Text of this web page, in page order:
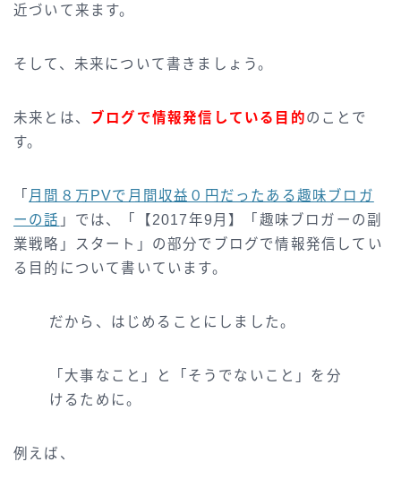
近づいて来ます。
そして、未来について書きましょう。
未来とは、 ブログで情報発信している目的のことで
す。
「 月間８万PVで月間収益０円だったある趣味ブロガ
ーの話 」では、「【2017年9月】「趣味ブロガーの副
業戦略」スタート」の部分でブログで情報発信してい
る目的について書いています。
だから、はじめることにしました。
「大事なこと」と「そうでないこと」を分
けるために。
例えば、